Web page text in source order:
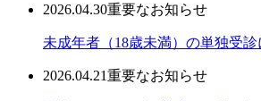
2026.04.30重要なお知らせ
未成年者（18歳未満）の単独受診
2026.04.21重要なお知らせ